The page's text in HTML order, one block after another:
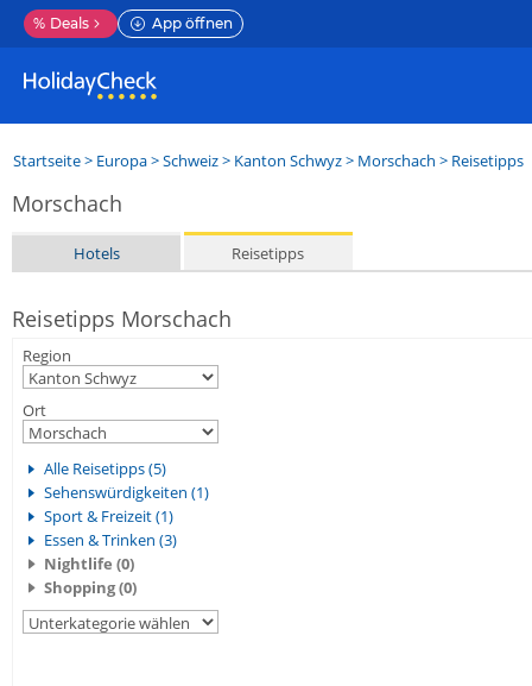
% Deals App öffnen
Startseite> Europa>Schweiz> Kanton Schwyz> Morschach > Reisetipps
Morschach
Hotels Reisetipps
Reisetipps Morschach
Region
Ort
Alle Reisetipps (5)
Sehenswürdigkeiten (1)
Sport & Freizeit (1)
Essen & Trinken (3)
Nightlife (0)
Shopping (0)